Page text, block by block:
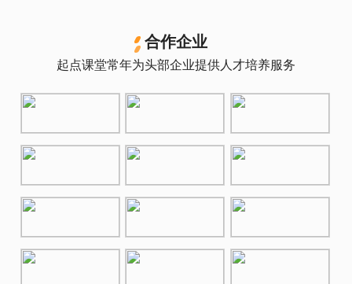
合作企业
起点课堂常年为头部企业提供人才培养服务